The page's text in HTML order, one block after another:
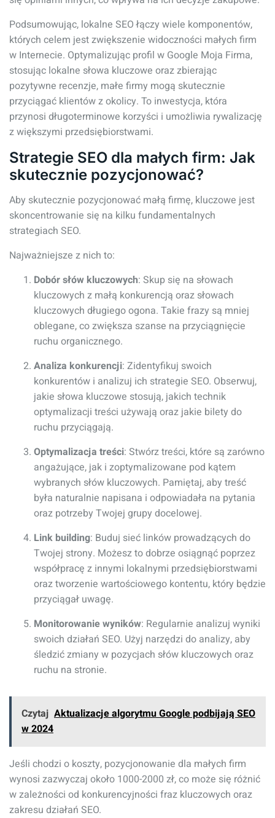
Podsumowując, lokalne SEO łączy wiele komponentów,
których celem jest zwiększenie widoczności małych firm
w Internecie. Optymalizując profil w Google Moja Firma,
stosując lokalne słowa kluczowe oraz zbierając
pozytywne recenzje, małe firmy mogą skutecznie
przyciągać klientów z okolicy. To inwestycja, która
przynosi długoterminowe korzyści i umożliwia rywalizację
z większymi przedsiębiorstwami.
Strategie SEO dla małych firm: Jak
skutecznie pozycjonować?
Aby skutecznie pozycjonować małą firmę, kluczowe jest
skoncentrowanie się na kilku fundamentalnych
strategiach SEO.
Najważniejsze z nich to:
Dobór słów kluczowych: Skup się na słowach
kluczowych z małą konkurencją oraz słowach
kluczowych długiego ogona. Takie frazy są mniej
oblegane, co zwiększa szanse na przyciągnięcie
ruchu organicznego.
Analiza konkurencji: Zidentyfikuj swoich
konkurentów i analizuj ich strategie SEO. Obserwuj,
jakie słowa kluczowe stosują, jakich technik
optymalizacji treści używają oraz jakie bilety do
ruchu przyciągają.
Optymalizacja treści: Stwórz treści, które są zarówno
angażujące, jak i zoptymalizowane pod kątem
wybranych słów kluczowych. Pamiętaj, aby treść
była naturalnie napisana i odpowiadała na pytania
oraz potrzeby Twojej grupy docelowej.
Link building: Buduj sieć linków prowadzących do
Twojej strony. Możesz to dobrze osiągnąć poprzez
współpracę z innymi lokalnymi przedsiębiorstwami
oraz tworzenie wartościowego kontentu, który będzie
przyciągał uwagę.
Monitorowanie wyników: Regularnie analizuj wyniki
swoich działań SEO. Użyj narzędzi do analizy, aby
śledzić zmiany w pozycjach słów kluczowych oraz
ruchu na stronie.
Czytaj Aktualizacje algorytmu Google podbijają SEO
w 2024
Jeśli chodzi o koszty, pozycjonowanie dla małych firm
wynosi zazwyczaj około 1000-2000 zł, co może się różnić
w zależności od konkurencyjności fraz kluczowych oraz
zakresu działań SEO.